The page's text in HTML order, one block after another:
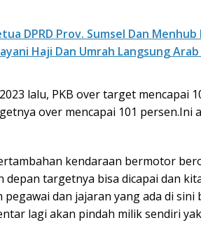
DPRD Prov. Sumsel Dan Menhub
Haji Dan Umrah Langsung Arab
lalu, PKB over target mencapai
over mencapai 101 persen.Ini
kendaraan bermotor
depan targetnya bisa dicapai dan
pegawai dan jajaran yang ada di
lagi akan pindah milik sendiri